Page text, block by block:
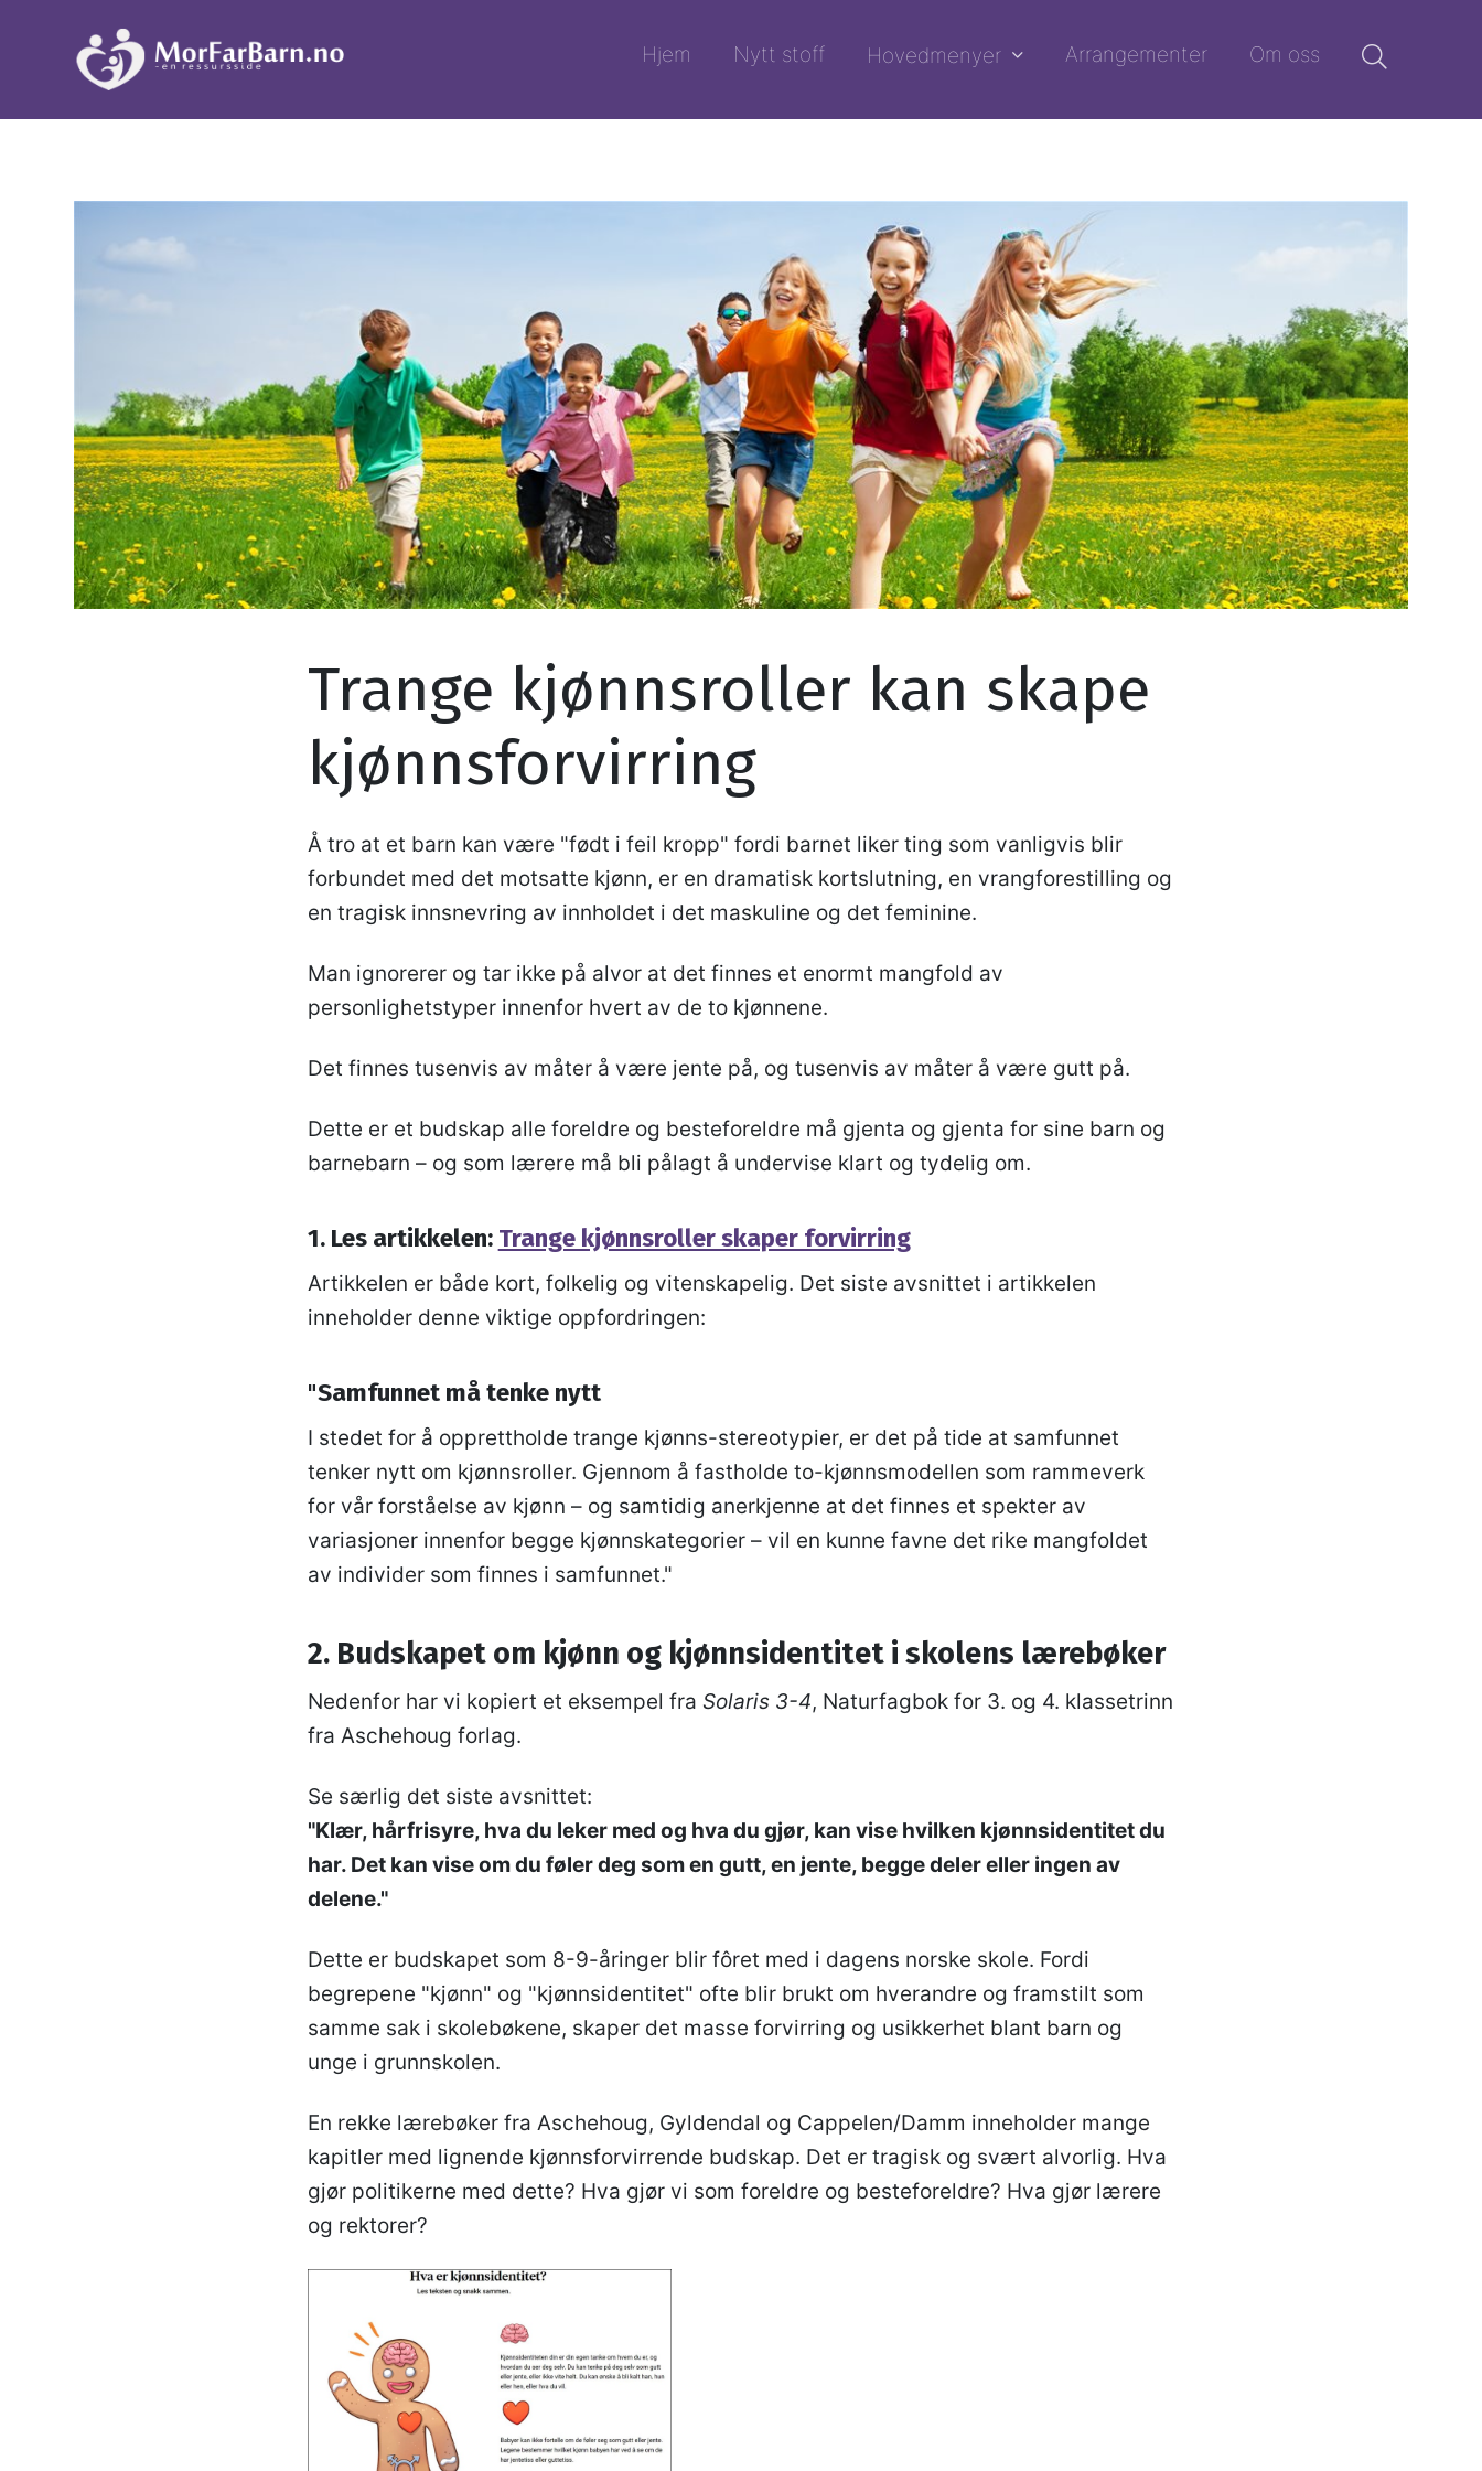
Hjem Nytt stoff Hovedmenyer Arrangementer Om oss
Trange kjønnsroller kan skape
kjønnsforvirring
Å tro at et barn kan være "født i feil kropp" fordi barnet liker ting som vanligvis blir
forbundet med det motsatte kjønn, er en dramatisk kortslutning, en vrangforestilling og
en tragisk innsnevring av innholdet i det maskuline og det feminine.
Man ignorerer og tar ikke på alvor at det finnes et enormt mangfold av
personlighetstyper innenfor hvert av de to kjønnene.
Det finnes tusenvis av måter å være jente på, og tusenvis av måter å være gutt på.
Dette er et budskap alle foreldre og besteforeldre må gjenta og gjenta for sine barn og
barnebarn – og som lærere må bli pålagt å undervise klart og tydelig om.
1. Les artikkelen: Trange kjønnsroller skaper forvirring
Artikkelen er både kort, folkelig og vitenskapelig. Det siste avsnittet i artikkelen
inneholder denne viktige oppfordringen:
"Samfunnet må tenke nytt
I stedet for å opprettholde trange kjønns-stereotypier, er det på tide at samfunnet
tenker nytt om kjønnsroller. Gjennom å fastholde to-kjønnsmodellen som rammeverk
for vår forståelse av kjønn – og samtidig anerkjenne at det finnes et spekter av
variasjoner innenfor begge kjønnskategorier – vil en kunne favne det rike mangfoldet
av individer som finnes i samfunnet."
2. Budskapet om kjønn og kjønnsidentitet i skolens lærebøker
Nedenfor har vi kopiert et eksempel fra Solaris 3-4, Naturfagbok for 3. og 4. klassetrinn
fra Aschehoug forlag.
Se særlig det siste avsnittet:
"Klær, hårfrisyre, hva du leker med og hva du gjør, kan vise hvilken kjønnsidentitet du
har. Det kan vise om du føler deg som en gutt, en jente, begge deler eller ingen av
delene."
Dette er budskapet som 8-9-åringer blir fôret med i dagens norske skole. Fordi
begrepene "kjønn" og "kjønnsidentitet" ofte blir brukt om hverandre og framstilt som
samme sak i skolebøkene, skaper det masse forvirring og usikkerhet blant barn og
unge i grunnskolen.
En rekke lærebøker fra Aschehoug, Gyldendal og Cappelen/Damm inneholder mange
kapitler med lignende kjønnsforvirrende budskap. Det er tragisk og svært alvorlig. Hva
gjør politikerne med dette? Hva gjør vi som foreldre og besteforeldre? Hva gjør lærere
og rektorer?